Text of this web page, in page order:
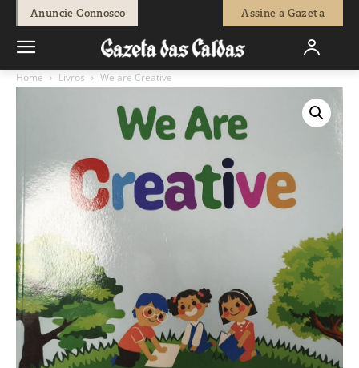
Anuncie Connosco Assine a Gazeta
Home Livros We are Creative